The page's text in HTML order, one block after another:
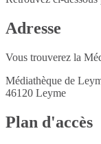
Adresse
Vous trouverez la
Médiathèque de
46120 Leyme
Plan d'accès